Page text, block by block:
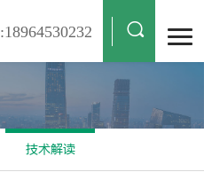
:18964530232
技术解读